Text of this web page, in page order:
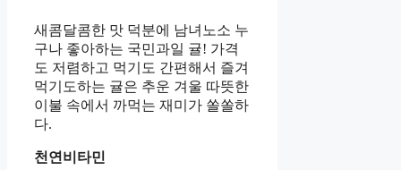
새콤달콤한 맛 덕분에 남녀노소 누
구나 좋아하는 국민과일 귤! 가격
도 저렴하고 먹기도 간편해서 즐겨
먹기도하는 귤은 추운 겨울 따뜻한
이불 속에서 까먹는 재미가 쏠쏠하
다.
천연비타민